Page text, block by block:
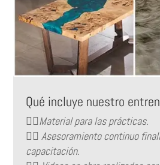
Qué incluye nuestro
👉🏻Material para las prácticas.
👉🏻 Asesoramiento continuo
capacitación.